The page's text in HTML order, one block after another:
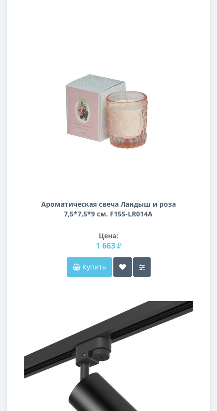
Ароматическая свеча Ландыш и роза
7,5*7,5*9 см. F15S-LR014A
Цена:
1 663 ₽
Купить